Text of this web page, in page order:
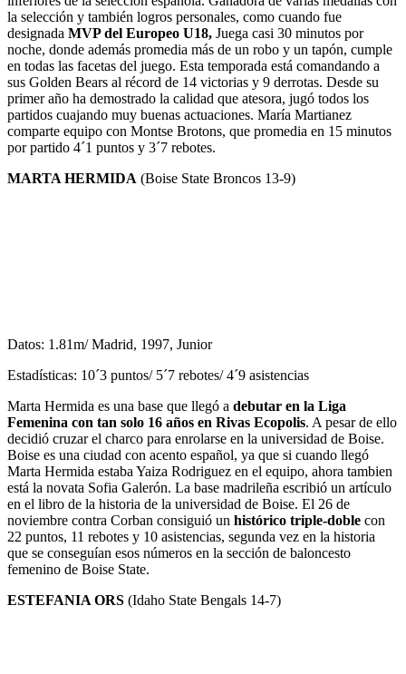
la selección y también logros personales, como cuando fue
designada MVP del Europeo U18, Juega casi 30 minutos por
noche, donde además promedia más de un robo y un tapón, cumple
en todas las facetas del juego. Esta temporada está comandando a
sus Golden Bears al récord de 14 victorias y 9 derrotas. Desde su
primer año ha demostrado la calidad que atesora, jugó todos los
partidos cuajando muy buenas actuaciones. María Martianez
comparte equipo con Montse Brotons, que promedia en 15 minutos
por partido 4´1 puntos y 3´7 rebotes.
MARTA HERMIDA (Boise State Broncos 13-9)
Datos: 1.81m/ Madrid, 1997, Junior
Estadísticas: 10´3 puntos/ 5´7 rebotes/ 4´9 asistencias
Marta Hermida es una base que llegó a debutar en la Liga
Femenina con tan solo 16 años en Rivas Ecopolis. A pesar de ello
decidió cruzar el charco para enrolarse en la universidad de Boise.
Boise es una ciudad con acento español, ya que si cuando llegó
Marta Hermida estaba Yaiza Rodriguez en el equipo, ahora tambien
está la novata Sofia Galerón. La base madrileña escribió un artículo
en el libro de la historia de la universidad de Boise. El 26 de
noviembre contra Corban consiguió un histórico triple-doble con
22 puntos, 11 rebotes y 10 asistencias, segunda vez en la historia
que se conseguían esos números en la sección de baloncesto
femenino de Boise State.
ESTEFANIA ORS (Idaho State Bengals 14-7)